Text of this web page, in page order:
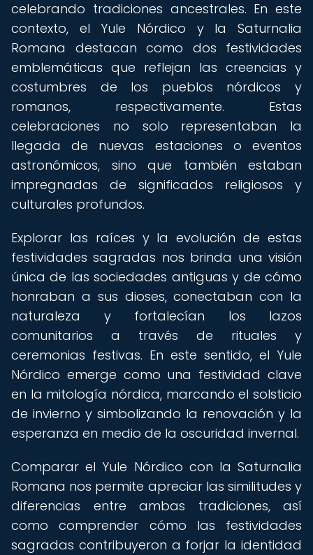
celebrando tradiciones ancestrales. En este
contexto, el Yule Nórdico y la Saturnalia
Romana destacan como dos festividades
emblemáticas que reflejan las creencias y
costumbres de los pueblos nórdicos y
romanos, respectivamente. Estas
celebraciones no solo representaban la
llegada de nuevas estaciones o eventos
astronómicos, sino que también estaban
impregnadas de significados religiosos y
culturales profundos.
Explorar las raíces y la evolución de estas
festividades sagradas nos brinda una visión
única de las sociedades antiguas y de cómo
honraban a sus dioses, conectaban con la
naturaleza y fortalecían los lazos
comunitarios a través de rituales y
ceremonias festivas. En este sentido, el Yule
Nórdico emerge como una festividad clave
en la mitología nórdica, marcando el solsticio
de invierno y simbolizando la renovación y la
esperanza en medio de la oscuridad invernal.
Comparar el Yule Nórdico con la Saturnalia
Romana nos permite apreciar las similitudes y
diferencias entre ambas tradiciones, así
como comprender cómo las festividades
sagradas contribuyeron a forjar la identidad